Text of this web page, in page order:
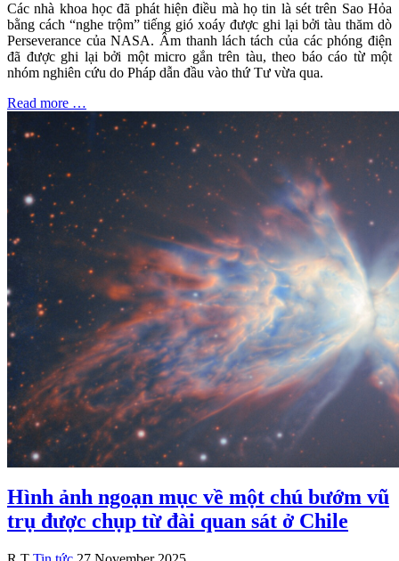
Các nhà khoa học đã phát hiện điều mà họ tin là sét trên Sao Hỏa
bằng cách “nghe trộm” tiếng gió xoáy được ghi lại bởi tàu thăm dò
Perseverance của NASA. Âm thanh lách tách của các phóng điện
đã được ghi lại bởi một micro gắn trên tàu, theo báo cáo từ một
nhóm nghiên cứu do Pháp dẫn đầu vào thứ Tư vừa qua.
Read more …
Hình ảnh ngoạn mục về một chú bướm vũ
trụ được chụp từ đài quan sát ở Chile